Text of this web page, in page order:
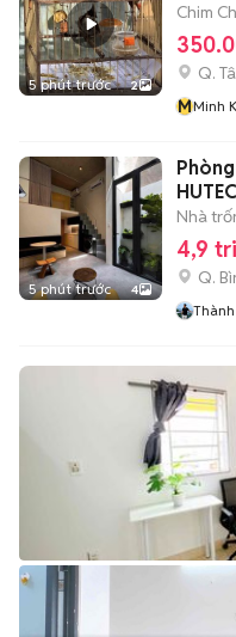
5 phút trước 2
Chim
Q.
MMinh
5 phút trước 4
4.9 Tr
Nhà
4,9
Q.